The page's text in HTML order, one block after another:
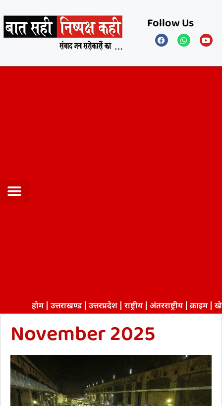
Follow Us
होम उत्तराखण्ड उत्तरप्रदेश राष्ट्रीय अंतरराष्ट्रीय क्राइम
November 2025